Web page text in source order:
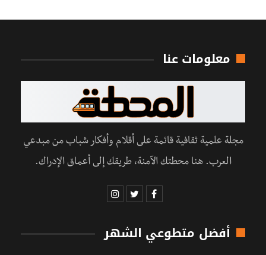
معلومات عنا
مجلة علمية ثقافية قائمة على أقلام وأفكار شباب من مبدعي
العرب. هنا محطتك الآمنة، طريقك إلى أعماق الإدراك.
أفضل متطوعي الشهر